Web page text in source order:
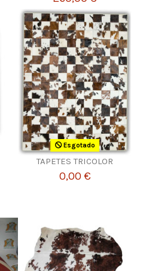
Esgotado
TAPETES TRICOLOR
0,00 €